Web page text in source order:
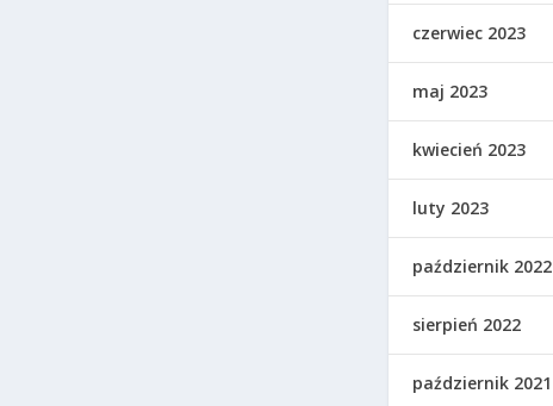
czerwiec 2023
maj 2023
kwiecień 2023
luty 2023
październik 2022
sierpień 2022
październik 2021